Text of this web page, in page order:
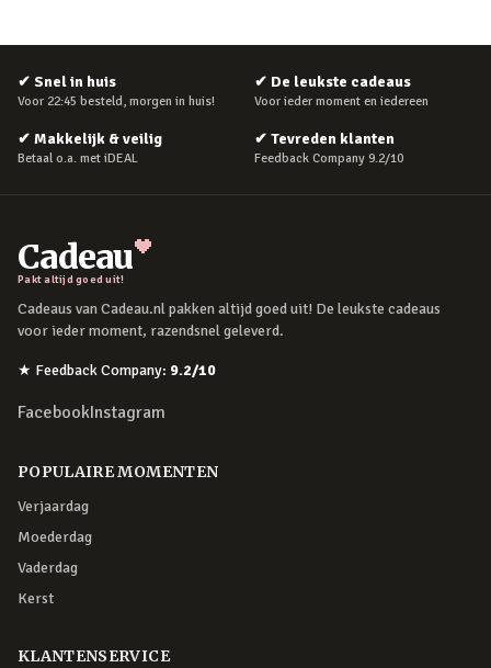
✔ Snel in huis
Voor 22:45 besteld, morgen in huis!
✔ De leukste cadeaus
Voor ieder moment en iedereen
✔ Makkelijk & veilig
Betaal o.a. met iDEAL
✔ Tevreden klanten
Feedback Company 9.2/10
Cadeau
Pakt altijd goed uit!
Cadeaus van Cadeau.nl pakken altijd goed uit! De leukste cadeaus
voor ieder moment, razendsnel geleverd.
★ Feedback Company: 9.2/10
FacebookInstagram
POPULAIRE MOMENTEN
Verjaardag
Moederdag
Vaderdag
Kerst
KLANTENSERVICE